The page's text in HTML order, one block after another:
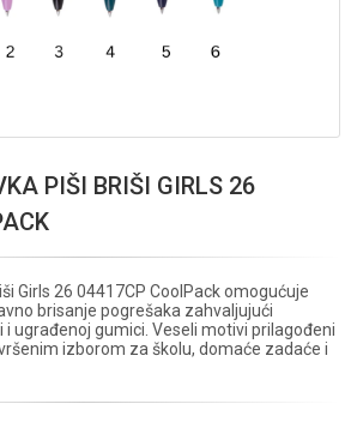
PIŠI BRIŠI GIRLS 26
Girls 26 04417CP CoolPack omogućuje
brisanje pogrešaka zahvaljujući
ugrađenoj gumici. Veseli motivi prilagođeni
izborom za školu, domaće zadaće i